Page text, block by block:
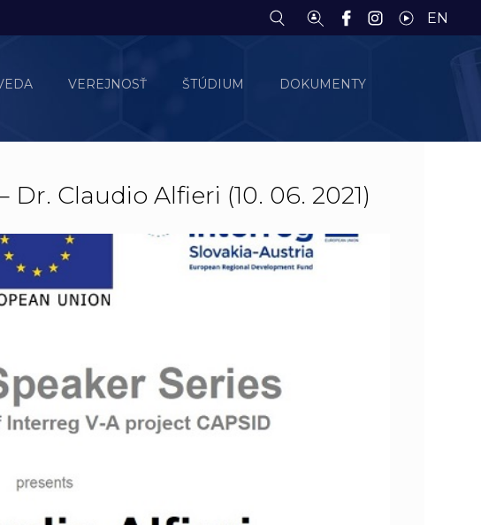
VEREJNOSŤ ŠTÚDIUM DOKUMENTY
EN
Claudio Alfieri (10. 06. 2021)